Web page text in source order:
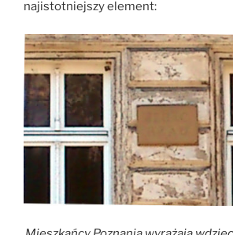
najistotniejszy element: